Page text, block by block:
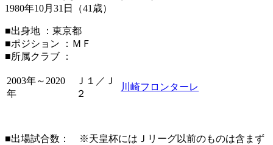
1980年10月31日（41歳）
■出身地 ：東京都
■ポジション ：ＭＦ
■所属クラブ ：
2003年～2020
年
Ｊ１／Ｊ
２
川崎フロンターレ
■出場試合数： ※天皇杯にはＪリーグ以前のものは含まず